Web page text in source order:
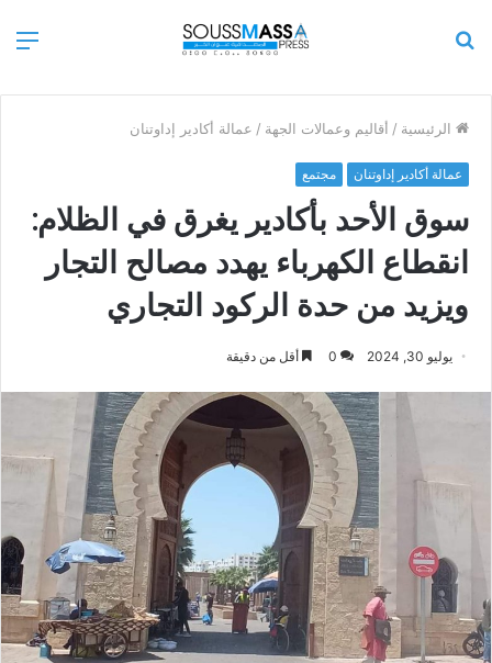
الرئيسية / أقاليم وعمالات الجهة / عمالة أكادير إداوتنان
عمالة أكادير إداوتنان مجتمع
سوق الأحد بأكادير يغرق في الظلام:
انقطاع الكهرباء يهدد مصالح التجار
ويزيد من حدة الركود التجاري
يوليو 30, 2024 0 أقل من دقيقة